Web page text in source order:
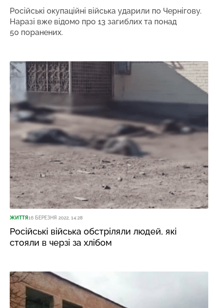
Російські окупаційні війська ударили по Чернігову.
Наразі вже відомо про 13 загиблих та понад
50 поранених.
ЖИТТЯ16 БЕРЕЗНЯ 2022, 14:28
Російські війська обстріляли людей, які
стояли в черзі за хлібом